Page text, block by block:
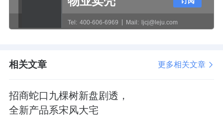
房企融资环境，推动出险房企债务重组和项目
片区落地，同步推进保障性租赁住房建设，构
• 以旧换新：收购二手房并开展以旧换新，对
Tel: 400-606-6969 Mail: ljcj@leju.com
相关文章 更多相关文章
招商蛇口九棵树新盘剧透，
全新产品系宋风大宅